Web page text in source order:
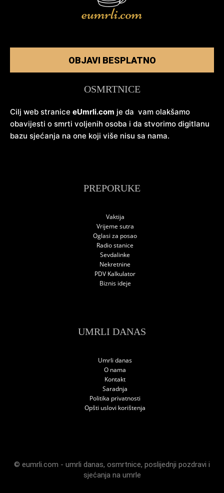
OBJAVI BESPLATNO
OSMRTNICE
Cilj web stranice eUmrli.com je da vam olakšamo
obavijesti o smrti voljenih osoba i da stvorimo digitlanu
bazu sjećanja na one koji više nisu sa nama.
PREPORUKE
Vaktija
Vrijeme sutra
Oglasi za posao
Radio stanice
Sevdalinke
Nekretnine
PDV Kalkulator
Biznis ideje
UMRLI DANAS
Umrli danas
O nama
Kontakt
Saradnja
Politika privatnosti
Opšti uslovi korištenja
© eumrli.com - umrli danas, osmrtnice, poslijednji pozdravi i
sjećanja na umrle